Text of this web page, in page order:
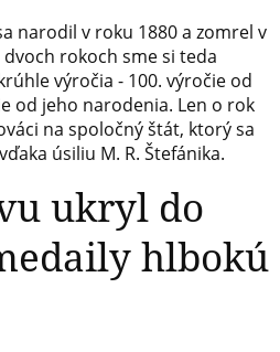
narodil v roku 1880 a zomrel v
rokoch sme si teda
výročia - 100. výročie od
od jeho narodenia. Len o rok
na spoločný štát, ktorý sa
úsiliu M. R. Štefánika.
ukryl do
hlbokú